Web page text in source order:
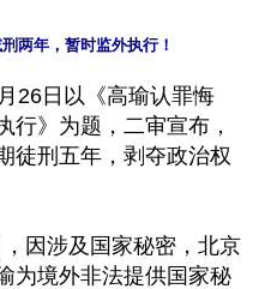
两年，暂时监外执行！
26日以《高瑜认罪悔
行》为题，二审宣布，
徒刑五年，剥夺政治权
因涉及国家秘密，北京
为境外非法提供国家秘